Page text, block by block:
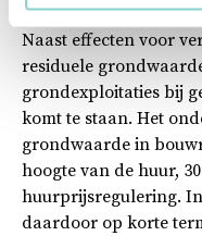
Effecten op
Naast effecten voor
residuele
grondexploitaties bij
komt te staan. Het
grondwaarde in
hoogte van de huur,
huurprijsregulering.
daardoor op korte